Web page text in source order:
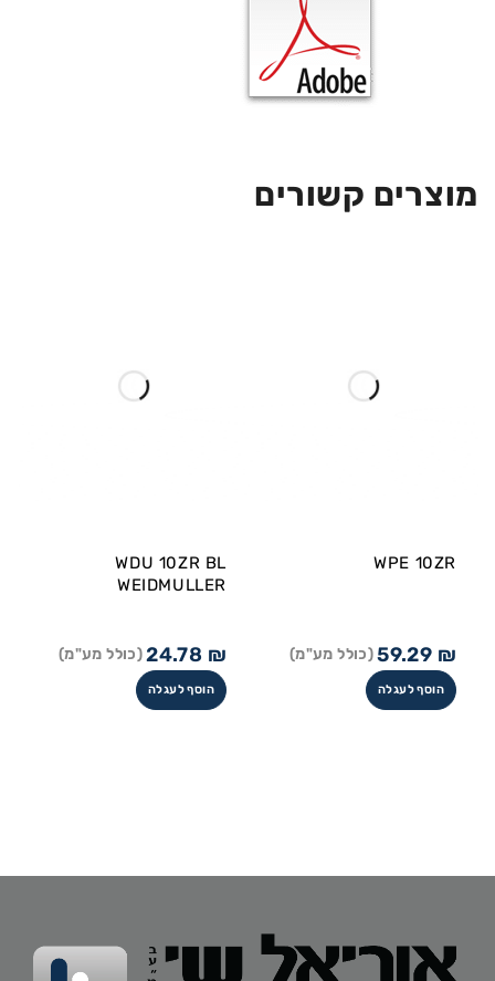
מוצרים קשורים
WPE 10ZR
59.29 ₪ (כולל מע"מ)
הוסף לעגלה
WDU 10ZR BL
WEIDMULLER
24.78 ₪ (כולל מע"מ)
הוסף לעגלה